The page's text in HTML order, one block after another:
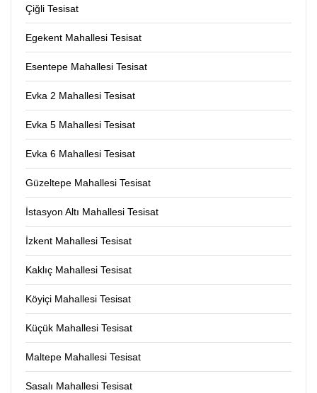
Çiğli Tesisat
Egekent Mahallesi Tesisat
Esentepe Mahallesi Tesisat
Evka 2 Mahallesi Tesisat
Evka 5 Mahallesi Tesisat
Evka 6 Mahallesi Tesisat
Güzeltepe Mahallesi Tesisat
İstasyon Altı Mahallesi Tesisat
İzkent Mahallesi Tesisat
Kaklıç Mahallesi Tesisat
Köyiçi Mahallesi Tesisat
Küçük Mahallesi Tesisat
Maltepe Mahallesi Tesisat
Sasalı Mahallesi Tesisat